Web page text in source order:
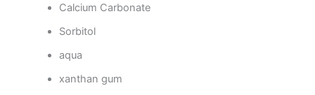
Calcium Carbonate
Sorbitol
aqua
xanthan gum